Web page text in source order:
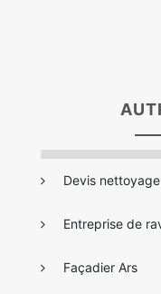
Devis
Entreprise de
Façadier Ars